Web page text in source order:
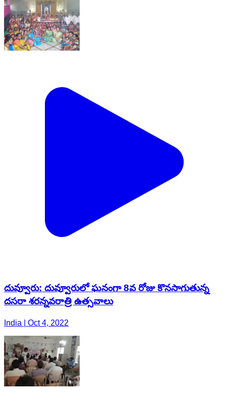
దువ్వూరు: దువ్వూరులో ఘనంగా 8వ రోజు కొనసాగుతున్న
దసరా శరన్నవరాత్రి ఉత్సవాలు
India | Oct 4, 2022